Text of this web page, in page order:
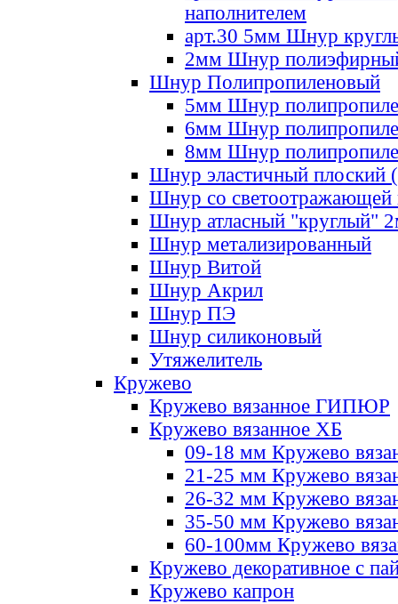
наполнителем
арт.30 5мм Шнур
2мм Шнур
Шнур Полипропиленовый
5мм Шнур
6мм Шнур
8мм Шнур
Шнур эластичный плоский
Шнур со светоотражающей
Шнур атласный "круглый"
Шнур метализированный
Шнур Витой
Шнур Акрил
Шнур ПЭ
Шнур силиконовый
Утяжелитель
Кружево
Кружево вязанное ГИПЮР
Кружево вязанное ХБ
09-18 мм Кружево
21-25 мм Кружево
26-32 мм Кружево
35-50 мм Кружево
60-100мм Кружево
Кружево декоративное с
Кружево капрон